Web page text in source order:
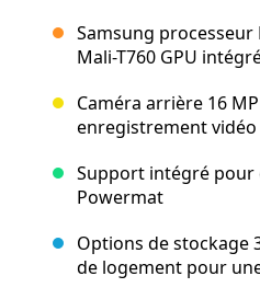
Samsung processeur
Mali-T760 GPU
Caméra arrière 16
enregistrement vidéo
Support intégré pour
Powermat
Options de stockage
de logement pour